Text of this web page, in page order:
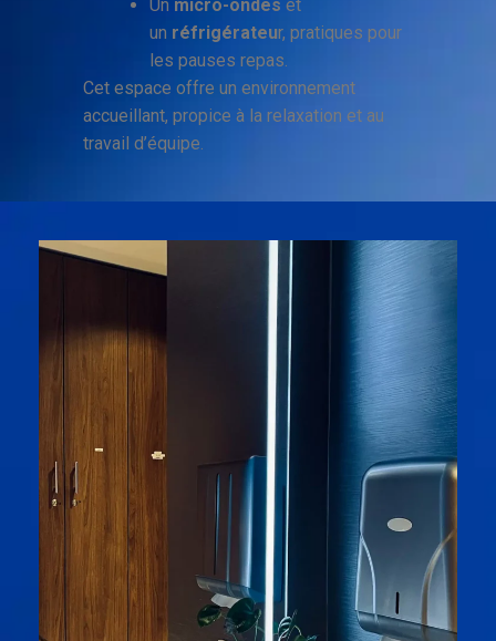
Un micro-ondes et
un réfrigérateur, pratiques pour
les pauses repas.
Cet espace offre un environnement
accueillant, propice à la relaxation et au
travail d’équipe.